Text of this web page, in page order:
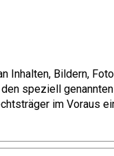
Inhalten, Bildern,
speziell
im Voraus